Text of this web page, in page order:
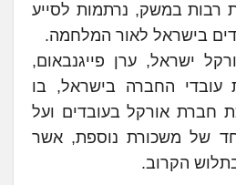
רבות במשק, נרתמות לסייע
בישראל לאור המלחמה.
ישראל, ערן פייגנבאום,
עובדי החברה בישראל, בו
חברת אורקל בעובדים ועל
של משכורת נוספת, אשר
הקרוב.